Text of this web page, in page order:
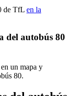
de TfL en la
del autobús 80
un mapa y
80.